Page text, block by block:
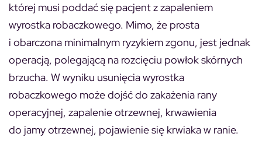
której musi poddać się pacjent z zapaleniem
wyrostka robaczkowego. Mimo, że prosta
i obarczona minimalnym ryzykiem zgonu, jest jednak
operacją, polegającą na rozcięciu powłok skórnych
brzucha. W wyniku usunięcia wyrostka
robaczkowego może dojść do zakażenia rany
operacyjnej, zapalenie otrzewnej, krwawienia
do jamy otrzewnej, pojawienie się krwiaka w ranie.